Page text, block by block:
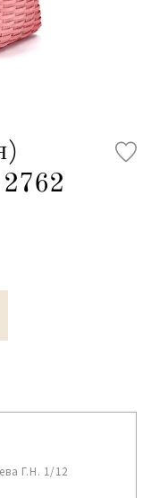
2762
Г.Н. 1/12